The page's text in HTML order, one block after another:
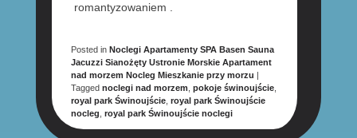
romantyzowaniem .
Posted in Noclegi Apartamenty SPA Basen Sauna
Jacuzzi Sianożęty Ustronie Morskie Apartament
nad morzem Nocleg Mieszkanie przy morzu |
Tagged noclegi nad morzem pokoje świnoujście,
royal park Świnoujście, royal park Świnoujście
nocleg royal park Świnoujście noclegi